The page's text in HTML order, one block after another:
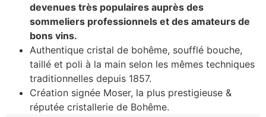
devenues très populaires auprès des
sommeliers professionnels et des amateurs de
bons vins.
Authentique cristal de bohême, soufflé bouche,
taillé et poli à la main selon les mêmes techniques
traditionnelles depuis 1857.
Création signée Moser, la plus prestigieuse &
réputée cristallerie de Bohême.